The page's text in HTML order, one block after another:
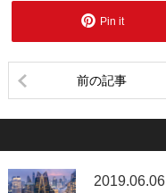
Pin it
前の記事
2019.06.06